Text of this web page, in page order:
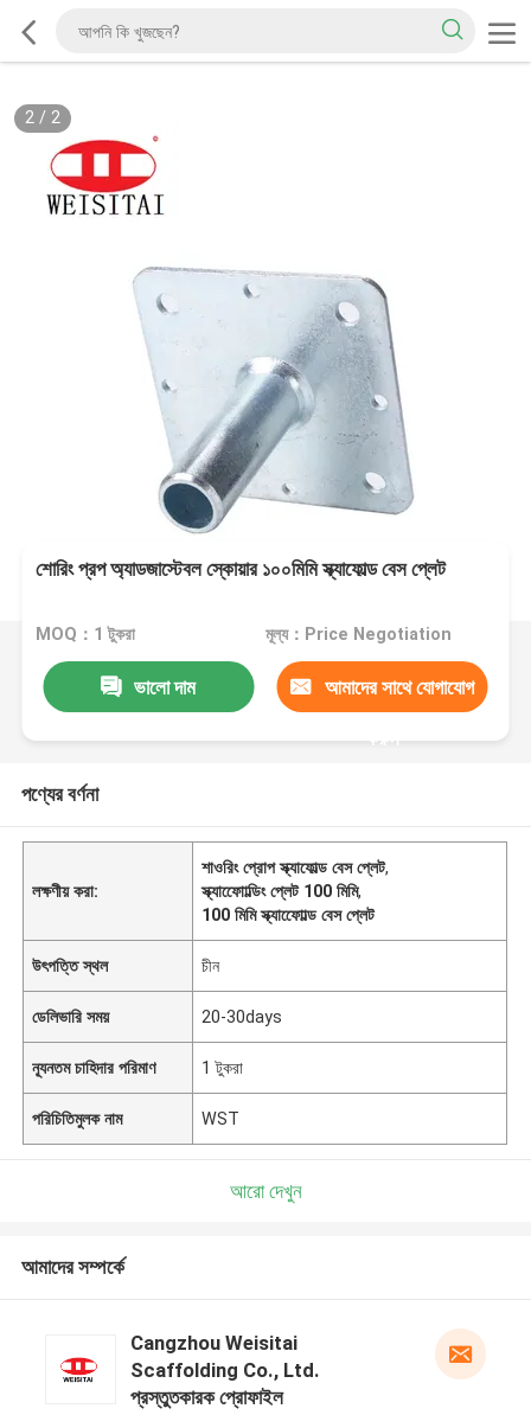
2/ 2
শোরিং প্রপ অ্যাডজাস্টেবল স্কোয়ার ১০০মিমি স্ক্যাফোল্ড বেস প্লেট
MOQ：1 টুকরা মূল্য：Price Negotiation
ভালো দাম আমাদের সাথে যোগাযোগ
করুন
পণ্যের বর্ণনা
লক্ষণীয় করা:
শাওরিং প্রোপ স্ক্যাফোল্ড বেস প্লেট,
স্ক্যাফোোল্ডিং প্লেট 100 মিমি,
100 মিমি স্ক্যাফোোল্ড বেস প্লেট
উৎপত্তি স্থল চীন
ডেলিভারি সময় 20-30days
ন্যূনতম চাহিদার পরিমাণ 1 টুকরা
পরিচিতিমুলক নাম WST
আরো দেখুন
আমাদের সম্পর্কে
Cangzhou Weisitai
Scaffolding Co., Ltd.
প্রস্তুতকারক প্রোফাইল